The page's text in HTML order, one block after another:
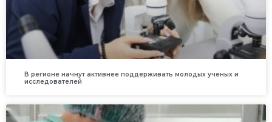
В регионе начнут активнее поддерживать молодых ученых и
исследователей